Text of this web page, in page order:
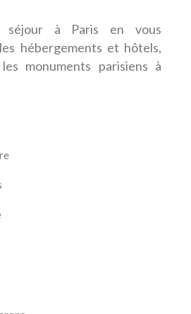
séjour à Paris en vous
hébergements et hôtels,
monuments parisiens à